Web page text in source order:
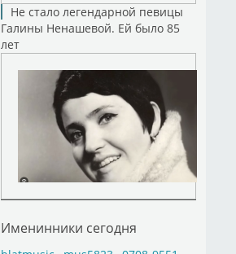
Не стало легендарной певицы
Галины Ненашевой. Ей было 85
лет
Именинники сегодня